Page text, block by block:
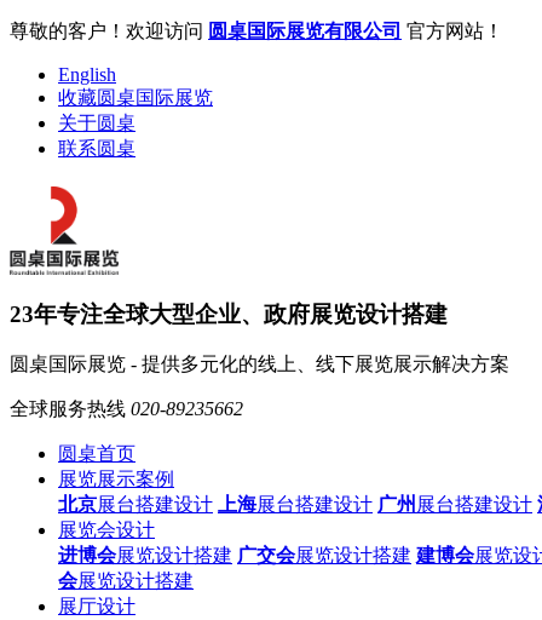
尊敬的客户！欢迎访问 圆桌国际展览有限公司 官方网站！
English
收藏圆桌国际展览
关于圆桌
联系圆桌
23年专注全球大型企业、政府展览设计搭建
圆桌国际展览 - 提供多元化的线上、线下展览展示解决方案
全球服务热线 020-89235662
圆桌首页
展览展示案例
北京展台搭建设计 上海展台搭建设计 广州 展台搭建设计
展览会设计
进博会展览设计搭建 广交会展览设计搭建 建博会展览设
会展览设计搭建
展厅设计